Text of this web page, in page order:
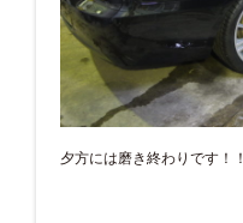
夕方には磨き終わりです！！